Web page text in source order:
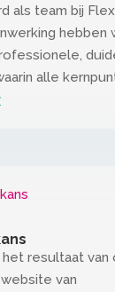
als team bij
hebben
alle
resultaat van
van